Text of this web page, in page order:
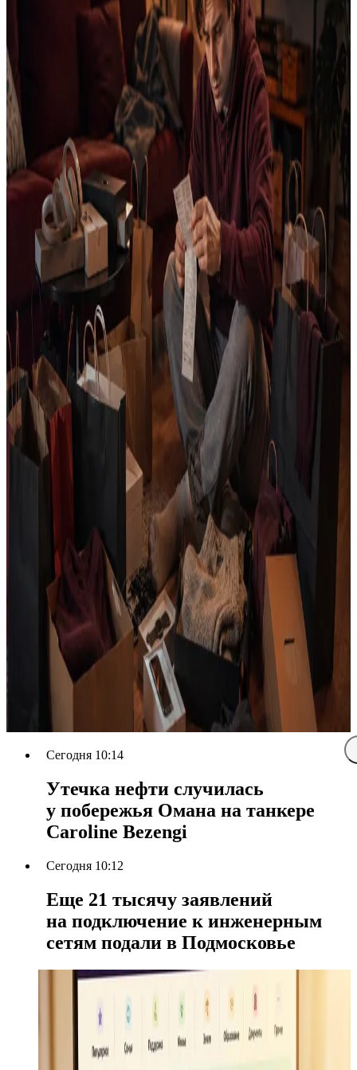
Сегодня 10:14
Утечка нефти случилась
у побережья Омана на танкере
Caroline Bezengi
Сегодня 10:12
Еще 21 тысячу заявлений
на подключение к инженерным
сетям подали в Подмосковье